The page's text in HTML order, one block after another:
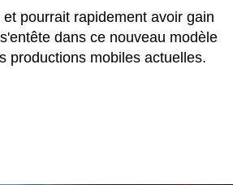
pourrait rapidement avoir gain
dans ce nouveau modèle
productions mobiles actuelles.